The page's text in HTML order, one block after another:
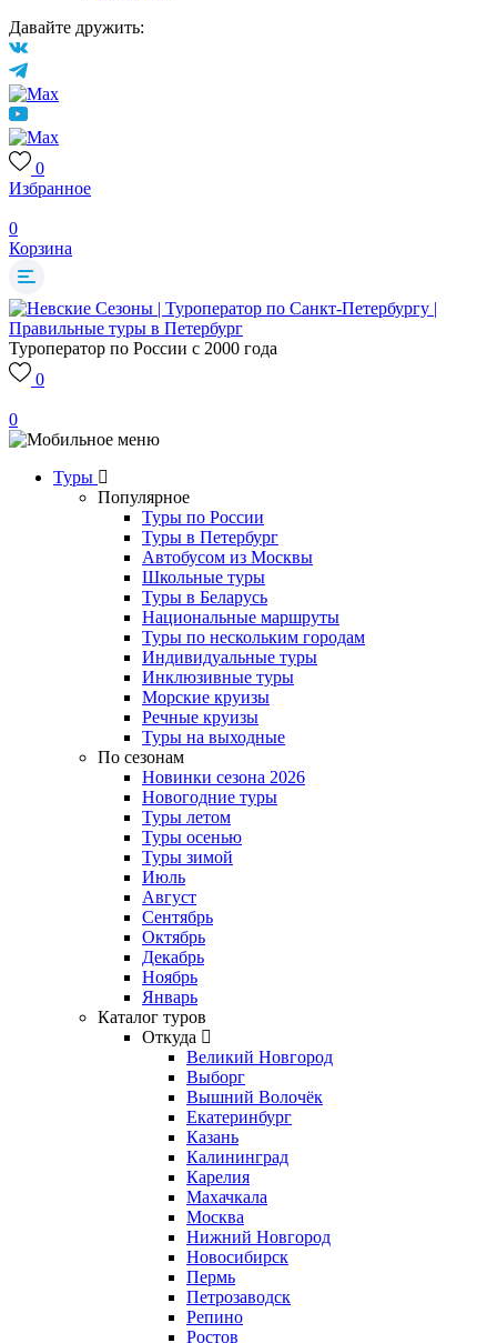
Давайте дружить:
0
Избранное
0
Корзина
Туроператор по России с 2000 года
0
0
Туры
Популярное
Туры по России
Туры в Петербург
Автобусом из Москвы
Школьные туры
Туры в Беларусь
Национальные маршруты
Туры по нескольким городам
Индивидуальные туры
Инклюзивные туры
Морские круизы
Речные круизы
Туры на выходные
По сезонам
Новинки сезона 2026
Новогодние туры
Туры летом
Туры осенью
Туры зимой
Июль
Август
Сентябрь
Октябрь
Декабрь
Ноябрь
Январь
Каталог туров
Откуда
Великий Новгород
Выборг
Вышний Волочёк
Екатеринбург
Казань
Калининград
Карелия
Махачкала
Москва
Нижний Новгород
Новосибирск
Пермь
Петрозаводск
Репино
Ростов